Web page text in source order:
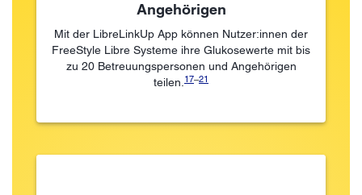
Angehörigen
Mit der LibreLinkUp App können Nutzer:innen der
FreeStyle Libre Systeme ihre Glukosewerte mit bis
zu 20 Betreuungspersonen und Angehörigen
teilen.17–21